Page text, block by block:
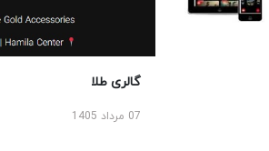
گالری طلا
07 مرداد 1405